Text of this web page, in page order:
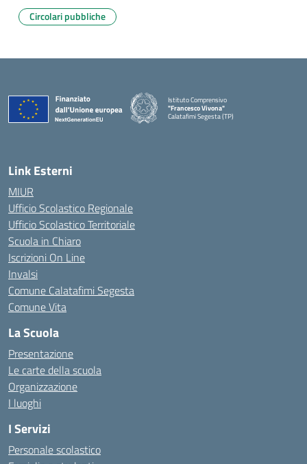
Circolari pubbliche
Istituto Comprensivo
"Francesco Vivona"
Calatafimi Segesta (TP)
— Visita la pagina iniziale della scuola
Link Esterni
MIUR
Ufficio Scolastico Regionale
Ufficio Scolastico Territoriale
Scuola in Chiaro
Iscrizioni On Line
Invalsi
Comune Calatafimi Segesta
Comune Vita
La Scuola
Presentazione
Le carte della scuola
Organizzazione
I luoghi
I Servizi
Personale scolastico